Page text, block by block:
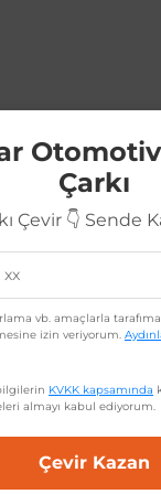
ve görünümünü
Kolay montajı
aracınızın öne
Otomotiv
Çarkı
Çevir 👇 Sende
vb. amaçlarla
izin veriyorum.
KVKK kapsamında
almayı kabul ediyorum.
Çevir Kazan